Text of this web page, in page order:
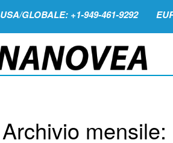
USA/GLOBALE: +1-949-461-9292
Archivio mensile: